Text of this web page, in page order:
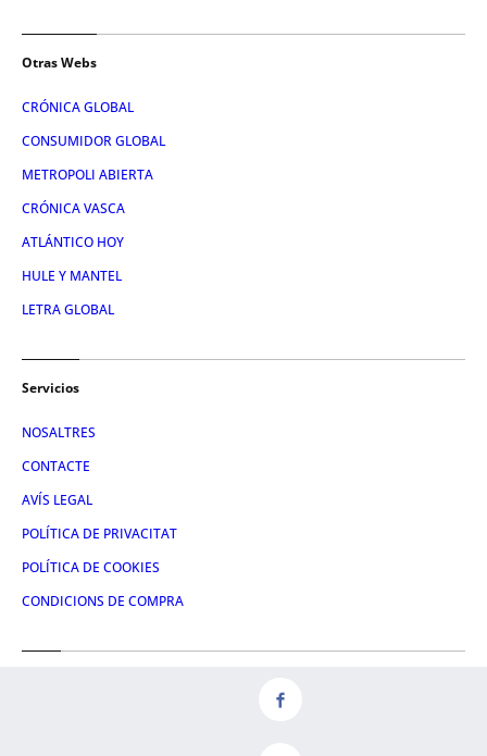
Otras Webs
CRÓNICA GLOBAL
CONSUMIDOR GLOBAL
METROPOLI ABIERTA
CRÓNICA VASCA
ATLÁNTICO HOY
HULE Y MANTEL
LETRA GLOBAL
Servicios
NOSALTRES
CONTACTE
AVÍS LEGAL
POLÍTICA DE PRIVACITAT
POLÍTICA DE COOKIES
CONDICIONS DE COMPRA